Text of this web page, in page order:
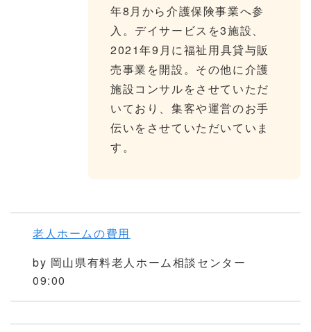
年8月から介護保険事業へ参
入。デイサービスを3施設、
2021年9月に福祉用具貸与販
売事業を開設。その他に介護
施設コンサルをさせていただ
いており、集客や運営のお手
伝いをさせていただいていま
す。
老人ホームの費用
by 岡山県有料老人ホーム相談センター
09:00